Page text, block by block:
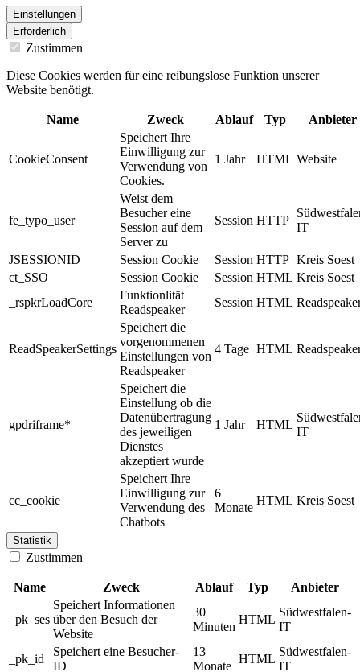
Einstellungen
Erforderlich
Zustimmen
Diese Cookies werden für eine reibungslose Funktion unserer
Website benötigt.
Name Zweck Ablauf Typ Anbieter
CookieConsent
Speichert Ihre
Einwilligung zur
Verwendung von
Cookies.
1 Jahr HTML Website
fe_typo_user
Weist dem
Besucher eine
Session auf dem
Server zu
Session HTTP
IT
JSESSIONID Session Cookie Session HTTP Kreis Soest
ct_SSO
Session Cookie Session HTML Kreis Soest
_rspkrLoadCore
Funktionlität
Readspeaker
Session HTML
ReadSpeakerSettings
Speichert die
vorgenommenen
Einstellungen von
Readspeaker
4 Tage HTML
gpdriframe*
Speichert die
Einstellung ob die
Datenübertragung
des jeweiligen
Dienstes
akzeptiert wurde
1 Jahr HTML
IT
cc_cookie
Speichert Ihre
Einwilligung zur
Verwendung des
Chatbots
6
Monate
HTML Kreis Soest
Statistik
Zustimmen
Name Zweck Ablauf Typ Anbieter
_pk_ses
Speichert Informationen
über den Besuch der
Website
30
Minuten
HTML
Südwestfalen-
IT
_pk_id
Speichert eine Besucher-
ID
13
Monate
HTML
Südwestfalen-
IT